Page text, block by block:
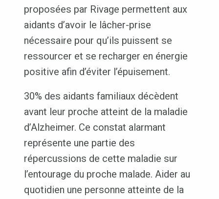
proposées par Rivage permettent aux
aidants d’avoir le lâcher-prise
nécessaire pour qu’ils puissent se
ressourcer et se recharger en énergie
positive afin d’éviter l’épuisement.
30% des aidants familiaux décèdent
avant leur proche atteint de la maladie
d’Alzheimer. Ce constat alarmant
représente une partie des
répercussions de cette maladie sur
l’entourage du proche malade. Aider au
quotidien une personne atteinte de la